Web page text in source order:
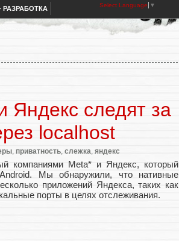
РАЗРАБОТКА Select Language ▼
Яндекс следят за
localhost
приватность слежка яндекс
компаниями Meta* и Яндекс, который
Android. Мы обнаружили, что нативные
приложений Яндекса, таких как
порты в целях отслеживания.